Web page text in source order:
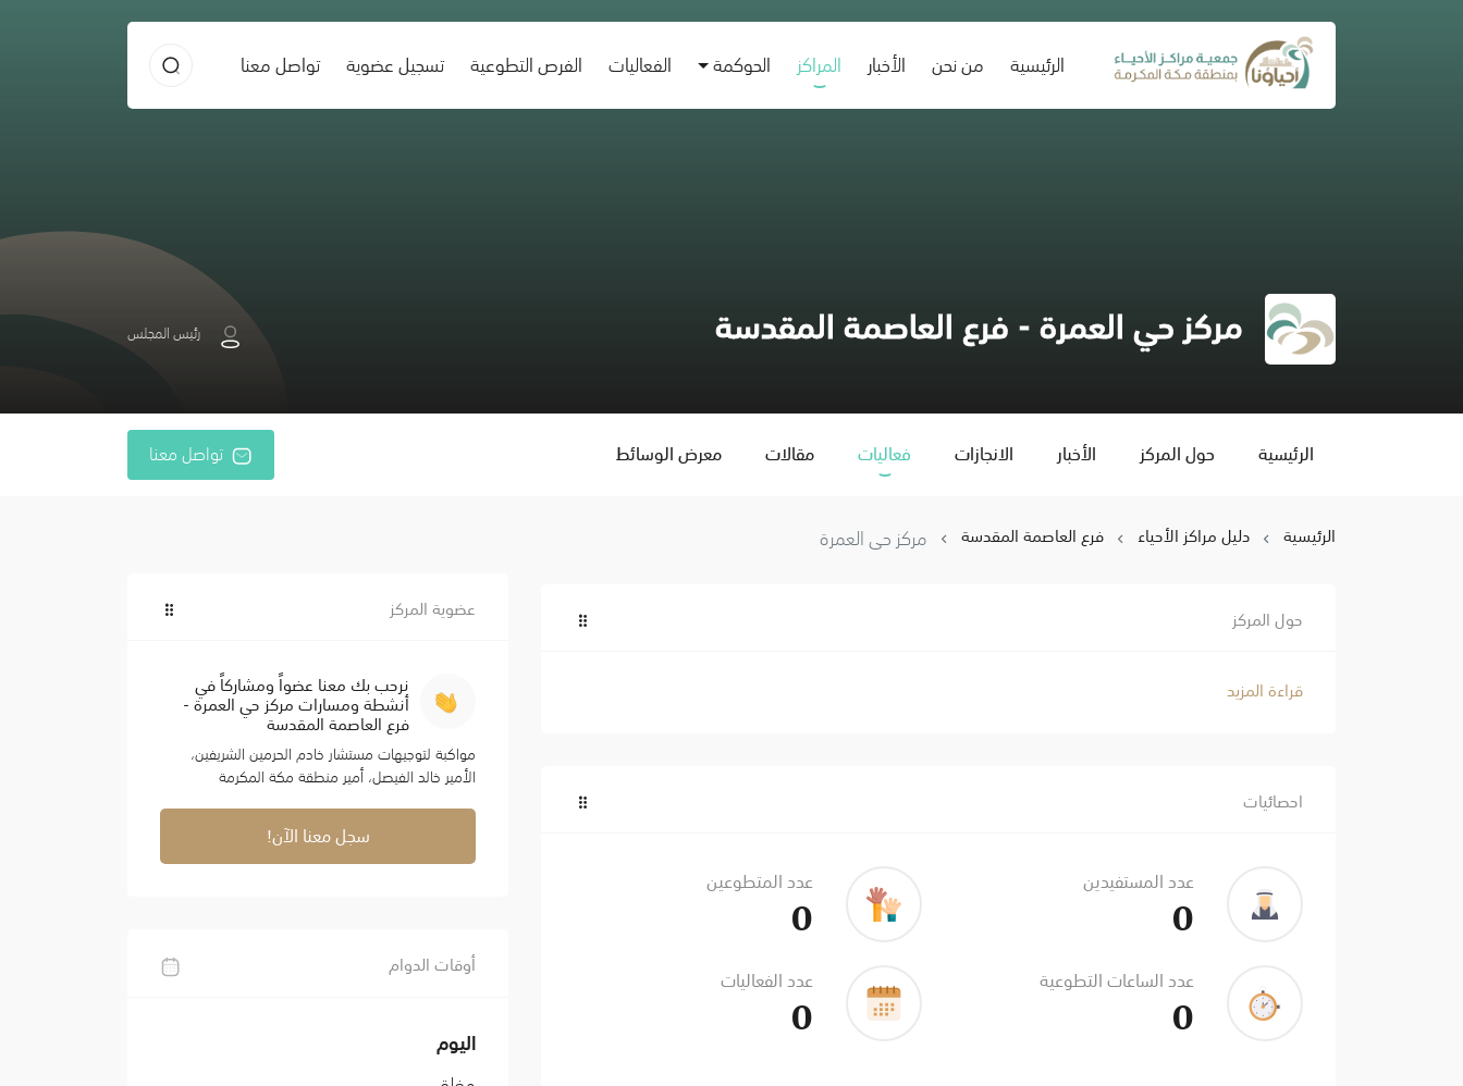
الرئيسية
(current) من نحن الأخبار المراكز الحوكمة الفعاليات الفرص التطوعية تسجيل عضوية تواصل معنا
مركز حي العمرة - فرع العاصمة المقدسة رئيس المجلس
الرئيسية حول المركز الأخبار الانجازات فعاليات مقالات معرض الوسائط تواصل معنا
الرئيسية دليل مراكز الأحياء فرع العاصمة المقدسة مركز حي العمرة
حول المركز
قراءة المزيد
احصائيات
عدد المستفيدين
0
عدد المتطوعين
0
عدد الساعات التطوعية
0
عدد الفعاليات
0
عضوية المركز
نرحب بك معنا عضواً ومشاركاً في
أنشطة ومسارات مركز حي العمرة -
فرع العاصمة المقدسة
مواكبة لتوجيهات مستشار خادم الحرمين الشريفين،
الأمير خالد الفيصل، أمير منطقة مكة المكرمة
سجل معنا الآن!
أوقات الدوام
اليوم